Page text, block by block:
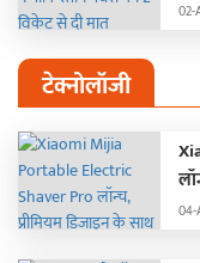
02-
टेक्नोलॉजी
04-